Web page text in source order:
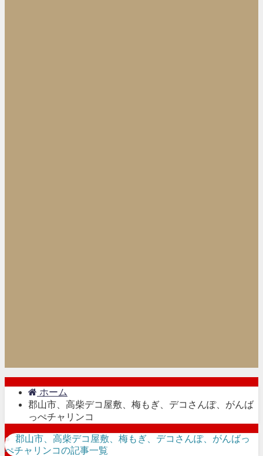
ホーム
郡山市、高柴デコ屋敷、梅もぎ、デコさんぽ、がんば
っぺチャリンコ
郡山市、高柴デコ屋敷、梅もぎ、デコさんぽ、がんばっ
ぺチャリンコの記事一覧